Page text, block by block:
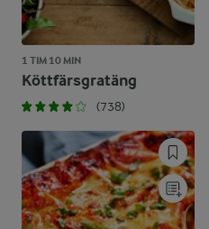
1 TIM 10 MIN
Köttfärsgratäng
(738)